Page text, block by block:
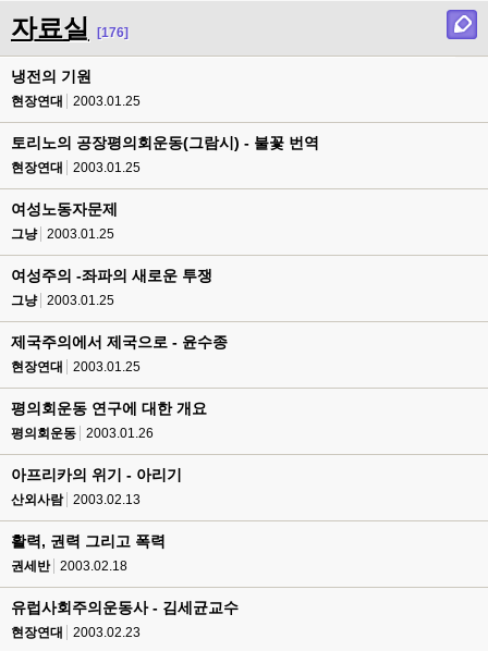
자료실 [176]
냉전의 기원
현장연대 2003.01.25
토리노의 공장평의회운동(그람시) - 불꽃 번역
현장연대 2003.01.25
여성노동자문제
그냥 2003.01.25
여성주의 -좌파의 새로운 투쟁
그냥 2003.01.25
제국주의에서 제국으로 - 윤수종
현장연대 2003.01.25
평의회운동 연구에 대한 개요
평의회운동 2003.01.26
아프리카의 위기 - 아리기
산외사람 2003.02.13
활력, 권력 그리고 폭력
권세반 2003.02.18
유럽사회주의운동사 - 김세균교수
현장연대 2003.02.23